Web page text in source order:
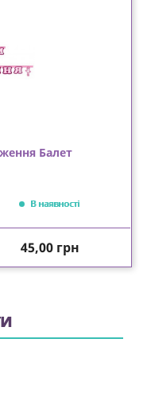
Балет
В наявності
Ціна
45,00 грн